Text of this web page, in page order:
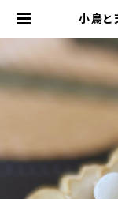
小鳥と
【 パ
ーリン
ッショ
［ラピ